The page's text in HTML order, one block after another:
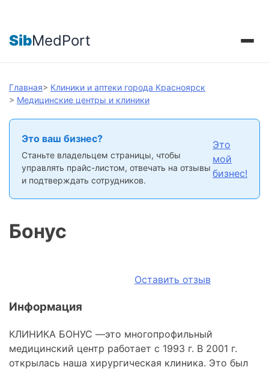
SibMedPort
Главная> Клиники и аптеки города Красноярск
> Медицинские центры и клиники
Это ваш бизнес?
Станьте владельцем страницы, чтобы
управлять прайс-листом, отвечать на отзывы
и подтверждать сотрудников.
Это
мой
бизнес!
Бонус
Оставить отзыв
Информация
КЛИНИКА БОНУС —это многопрофильный
медицинский центр работает с 1993 г. В 2001 г.
открылась наша хирургическая клиника. Это был